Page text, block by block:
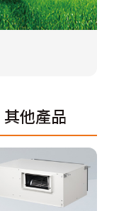
其他產品